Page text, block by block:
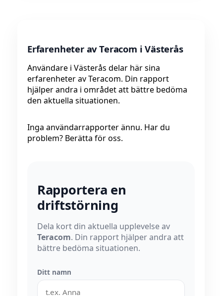
Erfarenheter av Teracom i Västerås
Användare i Västerås delar här sina
erfarenheter av Teracom. Din rapport
hjälper andra i området att bättre bedöma
den aktuella situationen.
Inga användarrapporter ännu. Har du
problem? Berätta för oss.
Rapportera en
driftstörning
Dela kort din aktuella upplevelse av
Teracom. Din rapport hjälper andra att
bättre bedöma situationen.
Ditt namn